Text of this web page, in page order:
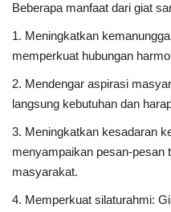
Beberapa manfaat dari giat
1. Meningkatkan
memperkuat hubungan
2. Mendengar aspirasi
langsung kebutuhan dan
3. Meningkatkan kesadaran
menyampaikan pesan-pesan
masyarakat.
4. Memperkuat silaturahmi: